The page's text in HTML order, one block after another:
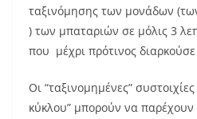
ταξινόμησης των μονάδων
) των μπαταριών σε μόλις 3
που μέχρι πρότινος
Οι “ταξινομημένες”
κύκλου” μπορούν να παρέχουν